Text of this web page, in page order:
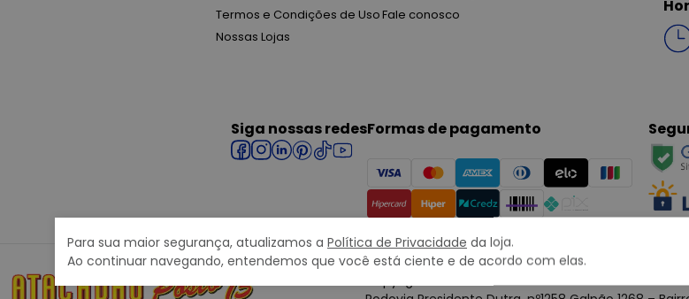
Para sua maior segurança, atualizamos a Política de Privacidade da loja.
Ao continuar navegando, entendemos que você está ciente e de acordo com elas.
Termos e Condições de Uso
Nossas Lojas
Fale conosco
Siga nossas redesFormas de pagamento
Copyright © 2022 ATACADÃO POSTO 13 - Todos